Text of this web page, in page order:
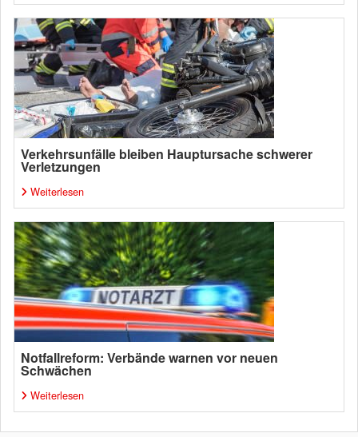
Verkehrsunfälle bleiben Hauptursache schwerer
Verletzungen
Weiterlesen
Notfallreform: Verbände warnen vor neuen
Schwächen
Weiterlesen